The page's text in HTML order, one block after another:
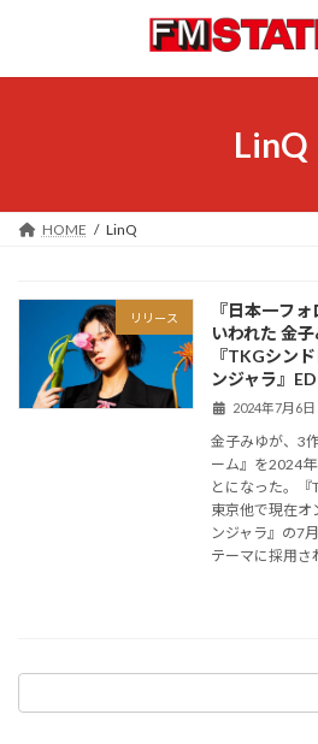
ン
ー
LinQ
HOME LinQ
リリース
『日本一フ
いわれた 金
『TKGシン
ンジャラ』
2024年7月6日
金子みゆが、3
ーム』を2024
とになった。
東京他で現在オ
ンジャラ』の7
テーマに採用さ